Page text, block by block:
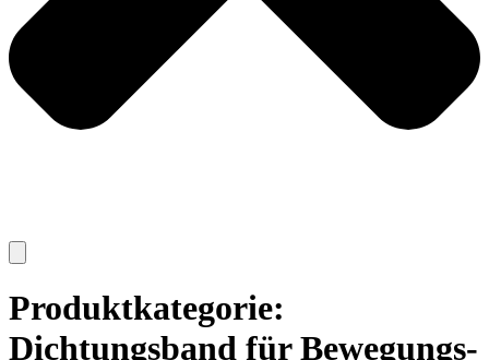
Produktkategorie:
Dichtungsband für Bewegungs-